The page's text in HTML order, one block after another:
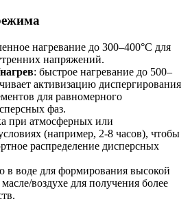
нагревание до 300–400°C для
напряжений.
: быстрое нагревание до 500–
активизацию диспергирования
для равномерного
фаз.
при атмосферных или
(например, 2-8 часов), чтобы
распределение дисперсных
в воде для формирования высокой
воздухе для получения более